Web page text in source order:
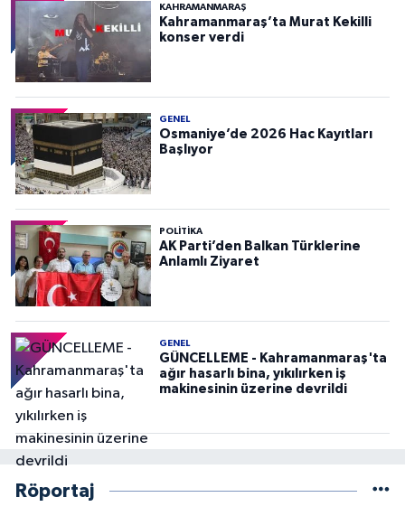
KAHRAMANMARAŞ
Kahramanmaraş’ta Murat Kekilli
konser verdi
GENEL
Osmaniye’de 2026 Hac Kayıtları
Başlıyor
POLITIKA
AK Parti’den Balkan Türklerine
Anlamlı Ziyaret
GENEL
GÜNCELLEME - Kahramanmaraş'ta
ağır hasarlı bina, yıkılırken iş
makinesinin üzerine devrildi
Röportaj